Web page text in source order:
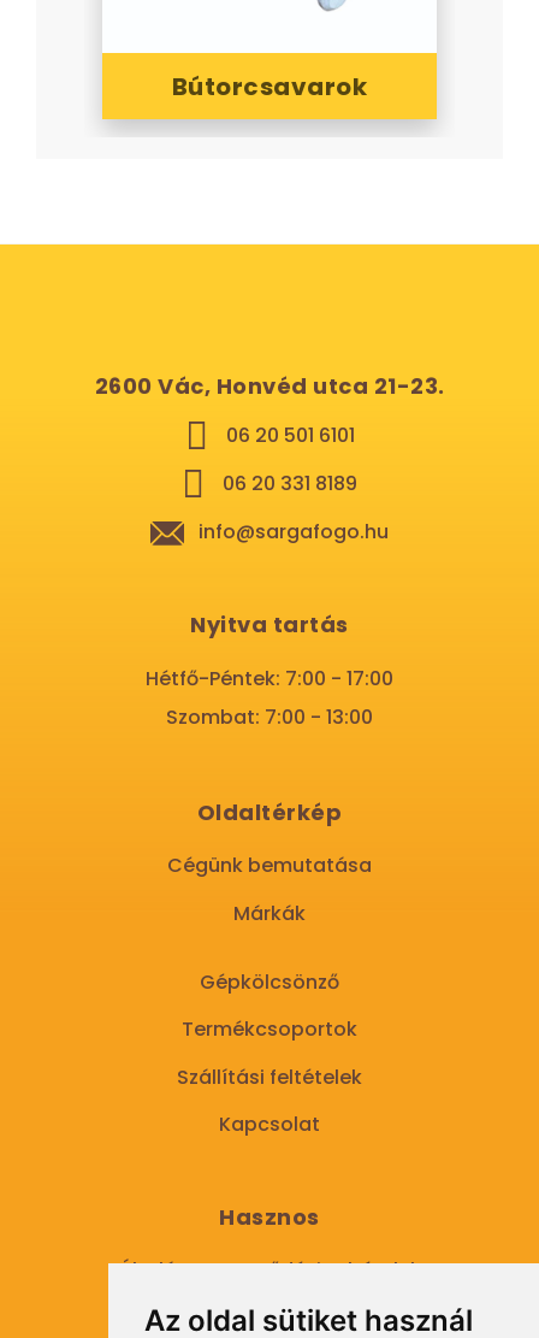
Az oldal sütiket használ
Bútorcsavarok
2600 Vác, Honvéd utca 21-23.
06 20 501 6101
06 20 331 8189
info@sargafogo.hu
Nyitva tartás
Hétfő-Péntek: 7:00 - 17:00
Szombat: 7:00 - 13:00
Oldaltérkép
Cégünk bemutatása
Márkák
Gépkölcsönző
Termékcsoportok
Szállítási feltételek
Kapcsolat
Hasznos
Általános Szerződési Feltételek
Adatkezelési tájékoztató